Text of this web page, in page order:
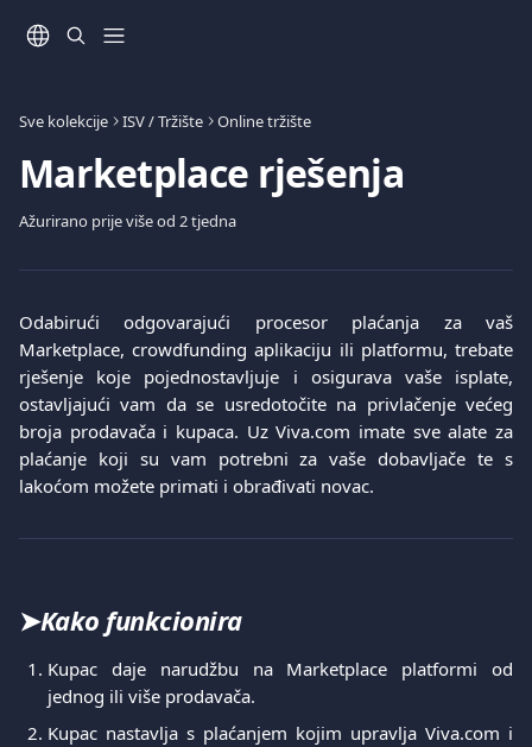
Sve kolekcije ISV / Tržište Online tržište
Marketplace rješenja
Ažurirano prije više od 2 tjedna
Odabirući odgovarajući procesor plaćanja za vaš
Marketplace, crowdfunding aplikaciju ili platformu, trebate
rješenje koje pojednostavljuje i osigurava vaše isplate,
ostavljajući vam da se usredotočite na privlačenje većeg
broja prodavača i kupaca. Uz Viva.com imate sve alate za
plaćanje koji su vam potrebni za vaše dobavljače te s
lakoćom možete primati i obrađivati novac.
➤Kako funkcionira
Kupac daje narudžbu na Marketplace platformi od
jednog ili više prodavača.
Kupac nastavlja s plaćanjem kojim upravlja Viva.com i